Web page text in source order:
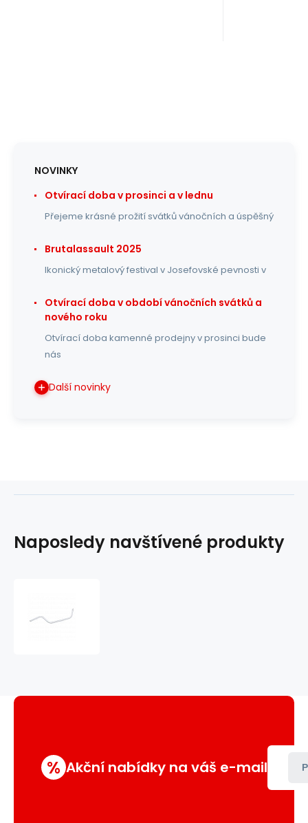
NOVINKY
Otvírací doba v prosinci a v lednu
Přejeme krásné prožití svátků vánočních a úspěšný
Brutalassault 2025
Ikonický metalový festival v Josefovské pevnosti v
Otvírací doba v období vánočních svátků a
nového roku
Otvírací doba kamenné prodejny v prosinci bude
nás
Další novinky
Naposledy navštívené produkty
% Akční nabídky na váš e-mail